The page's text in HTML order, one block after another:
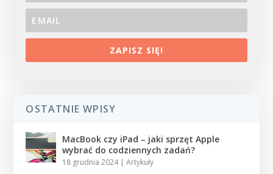
ZAPISZ SIĘ!
OSTATNIE WPISY
MacBook czy iPad – jaki sprzęt Apple
wybrać do codziennych zadań?
18 grudnia 2024|Artykuły